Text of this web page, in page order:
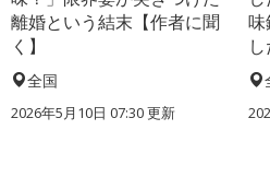
離婚という結末【作者に聞
く】
全国
2026年5月10日 07:30 更新
味